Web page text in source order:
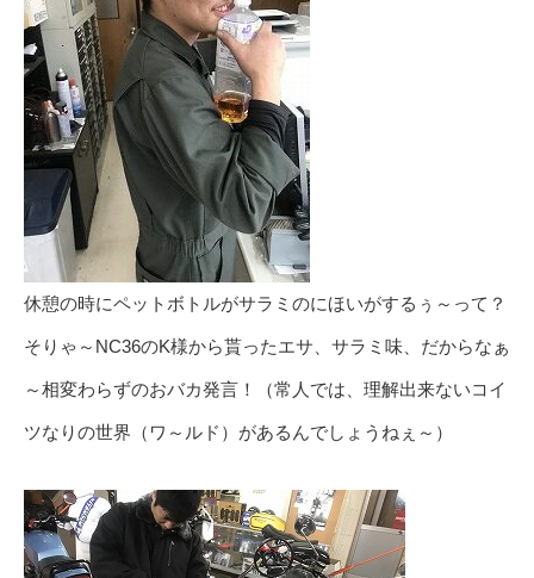
休憩の時にペットボトルがサラミのにほいがするぅ～って？
そりゃ～NC36のK様から貰ったエサ、サラミ味、だからなぁ
～相変わらずのおバカ発言！（常人では、理解出来ないコイ
ツなりの世界（ワ～ルド）があるんでしょうねぇ～）